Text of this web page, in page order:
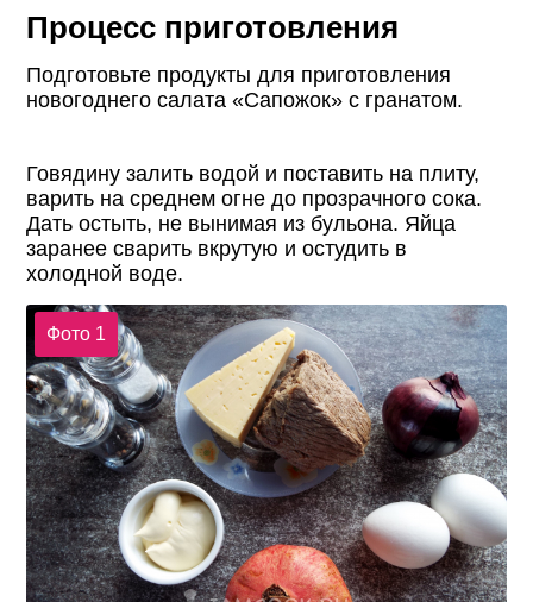
Процесс приготовления
Подготовьте продукты для приготовления
новогоднего салата «Сапожок» с гранатом.
Говядину залить водой и поставить на плиту,
варить на среднем огне до прозрачного сока.
Дать остыть, не вынимая из бульона. Яйца
заранее сварить вкрутую и остудить в
холодной воде.
Фото 1